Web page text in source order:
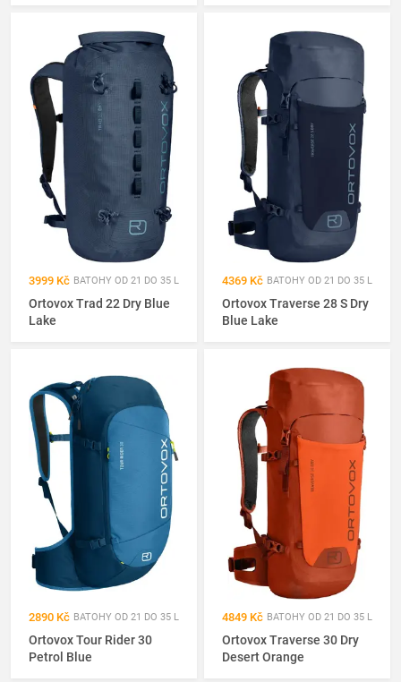
3999 Kč BATOHY OD 21 DO 35 L
Ortovox Trad 22 Dry Blue
Lake
4369 Kč BATOHY OD 21 DO 35 L
Ortovox Traverse 28 S Dry
Blue Lake
2890 Kč BATOHY OD 21 DO 35 L
Ortovox Tour Rider 30
Petrol Blue
4849 Kč BATOHY OD 21 DO 35 L
Ortovox Traverse 30 Dry
Desert Orange